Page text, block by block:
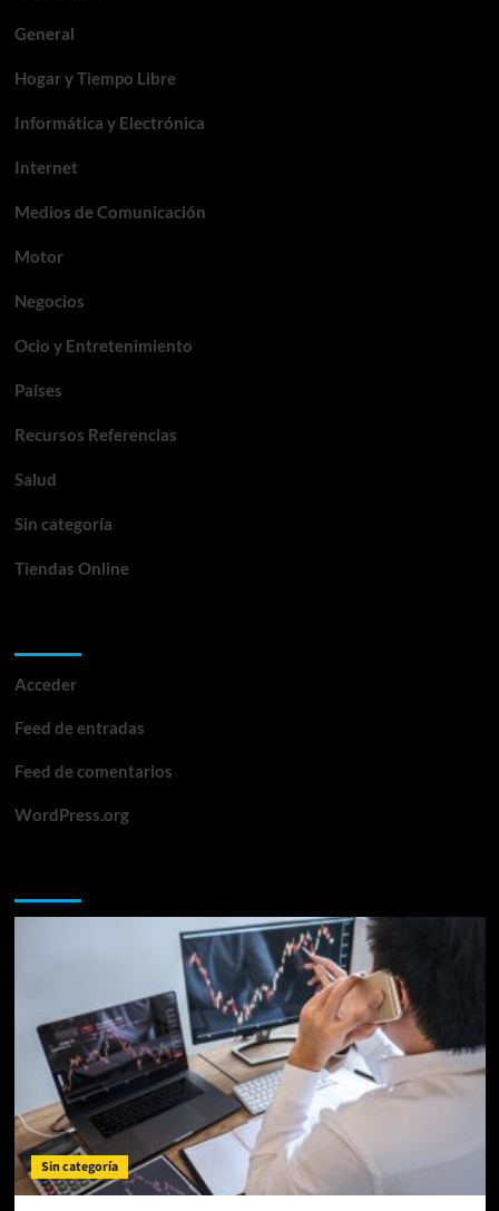
General
Hogar y Tiempo Libre
Informática y Electrónica
Internet
Medios de Comunicación
Motor
Negocios
Ocio y Entretenimiento
Países
Recursos Referencias
Salud
Sin categoría
Tiendas Online
Acceder
Feed de entradas
Feed de comentarios
WordPress.org
Sin categoría